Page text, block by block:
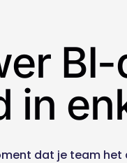
in
dat je team het